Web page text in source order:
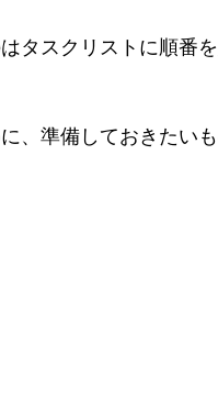
タスクリストに順番
、準備しておきたいも